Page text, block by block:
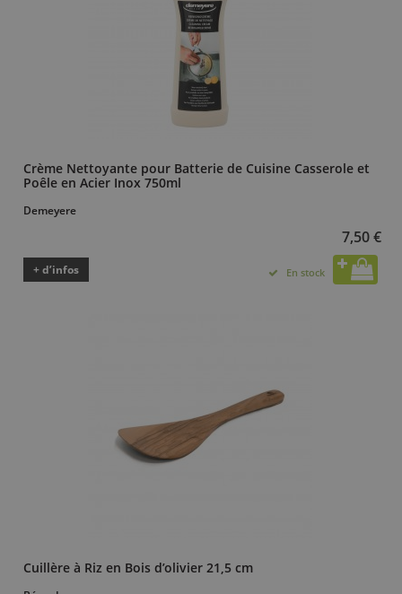
Crème Nettoyante pour Batterie de Cuisine Casserole et
Poêle en Acier Inox 750ml
Demeyere
7,50 €
+ d’infos En stock
Cuillère à Riz en Bois d’olivier 21,5 cm